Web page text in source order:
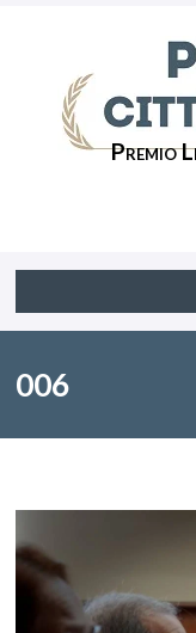
Premio
006